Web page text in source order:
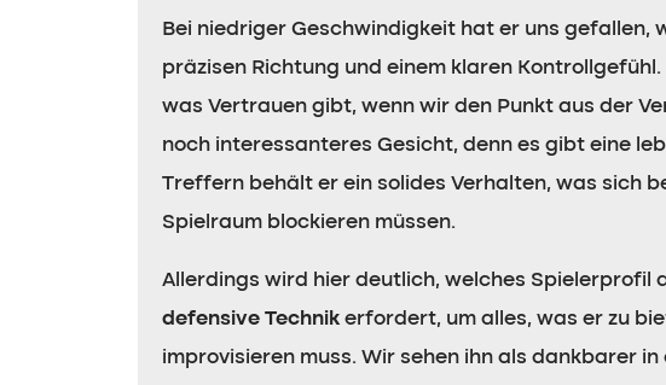
Bei niedriger Geschwindigkeit hat er uns gefallen,
präzisen Richtung und einem klaren
was Vertrauen gibt, wenn wir den Punkt aus der
noch interessanteres Gesicht, denn es gibt eine
Treffern behält er ein solides Verhalten, was sich
Spielraum blockieren müssen.
Allerdings wird hier deutlich, welches
defensive Technik erfordert, um alles, was er zu
improvisieren muss. Wir sehen ihn als dankbarer